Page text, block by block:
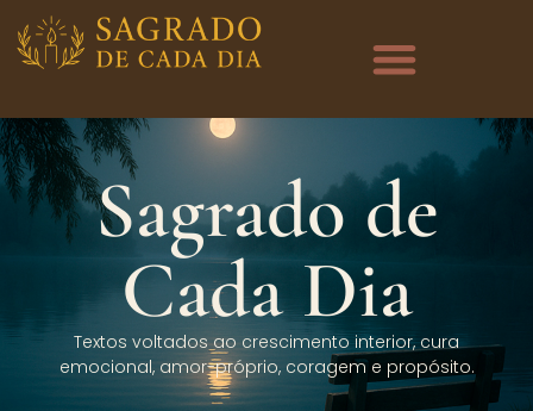
Sagrado de
Cada Dia
Textos voltados ao crescimento interior, cura
emocional, amor-próprio, coragem e propósito.